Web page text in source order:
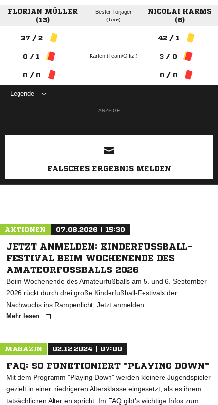
FLORIAN MÜLLER
(13)
Bester Torjäger
(Tore)
NICOLAI HARMS
(6)
37 / 2
0 / 1
0 / 0
Karten (Team/Offiz.)
42 / 1
3 / 0
0 / 0
Legende
ANZEIGE
FALSCHES ERGEBNIS MELDEN
AKTIONEN 07.08.2026 | 15:30
JETZT ANMELDEN: KINDERFUSSBALL-F
ESTIVAL BEIM WOCHENENDE DES A
MATEURFUSSBALLS 2026
Beim Wochenende des Amateurfußballs am 5. und 6. September
2026 rückt durch drei große Kinderfußball-Festivals der
Nachwuchs ins Rampenlicht. Jetzt anmelden!
Mehr lesen
MAGAZIN 02.12.2024 | 07:00
FAQ: SO FUNKTIONIERT "PLAYING DOWN"
Mit dem Programm "Playing Down" werden kleinere Jugendspieler
gezielt in einer niedrigeren Altersklasse eingesetzt, als es ihrem
tatsächlichen Alter entspricht. Im FAQ gibt's wichtige Infos zum